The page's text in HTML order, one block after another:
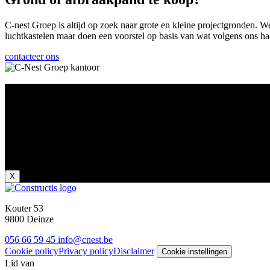
C-nest Groep is altijd op zoek naar grote en kleine projectgronden.
luchtkastelen maar doen een voorstel op basis van wat volgens ons
contacteer ons
X
Kouter 53
9800 Deinze
056 66 59 45 info@cnest.be
Cookie policyPrivacy policyDisclaimer Cookie instellingen
Lid van